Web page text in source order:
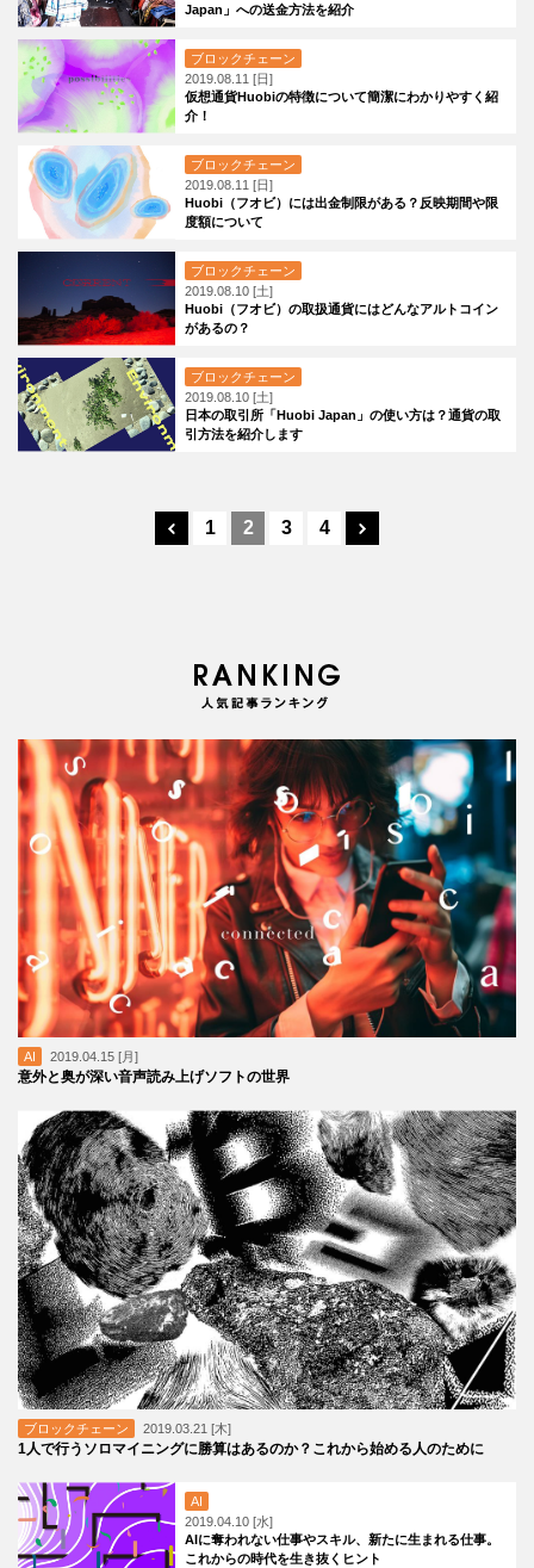
Japan」への送金方法を紹介
ブロックチェーン
2019.08.11 [日]
仮想通貨Huobiの特徴について簡潔にわかりやすく紹
介！
ブロックチェーン
2019.08.11 [日]
Huobi（フオビ）には出金制限がある？反映期間や限
度額について
ブロックチェーン
2019.08.10 [土]
Huobi（フオビ）の取扱通貨にはどんなアルトコイン
があるの？
ブロックチェーン
2019.08.10 [土]
日本の取引所「Huobi Japan」の使い方は？通貨の取
引方法を紹介します
1 2 3 4
AI 2019.04.15 [月]
意外と奥が深い音声読み上げソフトの世界
ブロックチェーン 2019.03.21 [木]
1人で行うソロマイニングに勝算はあるのか？これから始める人のために
AI
2019.04.10 [水]
AIに奪われない仕事やスキル、新たに生まれる仕事。
これからの時代を生き抜くヒント